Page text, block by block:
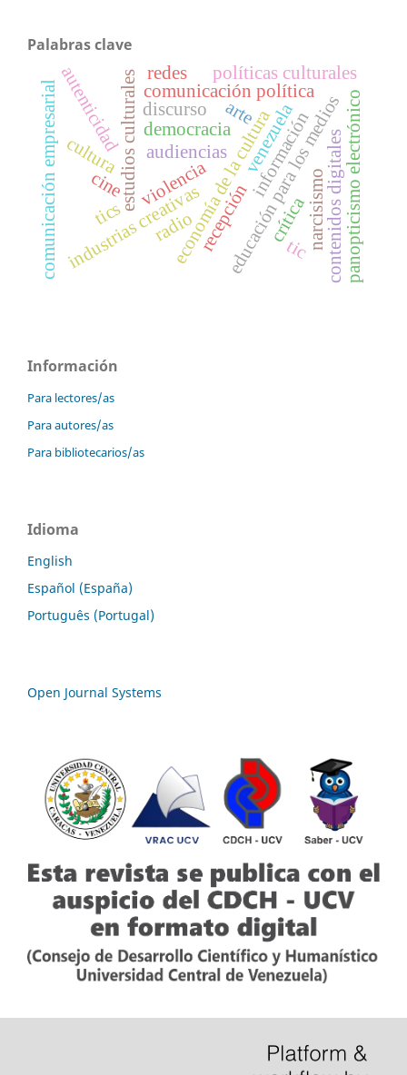
Palabras clave
estudios culturales economía de la cultura
comunicación política
educación para los medios
políticas culturales
industrias creativas
comunicación empresarial informacióncontenidos digitales
audiencias
recepción
radio
venezuela panopticismo electrónico
democracia
violencia
discurso
autenticidad
crítica
cultura
cine narcisismo
tic
arte
redes
tics
Información
Para lectores/as
Para autores/as
Para bibliotecarios/as
Idioma
English
Español (España)
Português (Portugal)
Open Journal Systems